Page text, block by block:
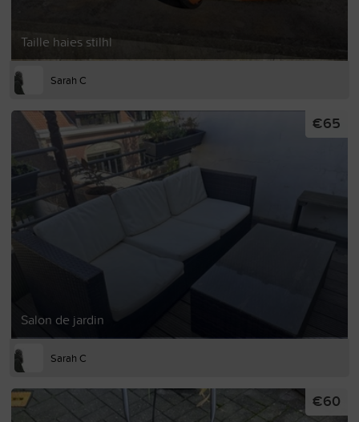
Taille haies stilhl
Sarah C
Salon de jardin
€65
Sarah C
€60